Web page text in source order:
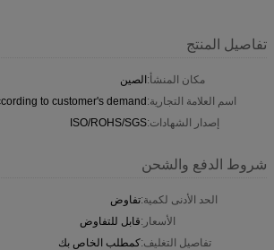
تفاصيل المنتج
مكان المنشأ:الصين
اسم العلامة التجارية:to customer's demand
إصدار الشهادات:ISO/ROHS/SGS
شروط الدفع والشحن
الحد الأدنى لكمية:تفاوض
الأسعار:قابل للتفاوض
تفاصيل التغليف:كمطلب الخاص بك